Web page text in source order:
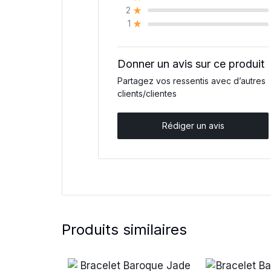
2
1
Donner un avis sur ce produit
Partagez vos ressentis avec d’autres
clients/clientes
Rédiger un avis
Produits similaires